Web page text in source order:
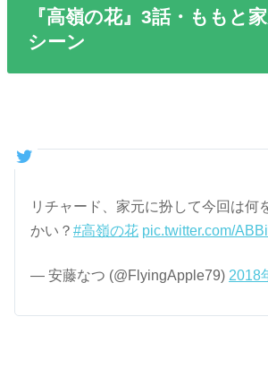
『高嶺の花』3話・ももと
シーン
リチャード、家元に扮して今回は何
かい？#高嶺の花 pic.twitter.com/
— 安藤なつ (@FlyingApple79) 2018